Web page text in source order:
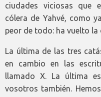
ciudades viciosas que
cólera de Yahvé, como
peor de todo: ha vuelto la
La última de las tres
en cambio en las
llamado X. La última
vosotros también.